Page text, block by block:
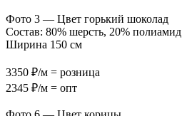
Фото 3 — Цвет горький шоколад
Состав: 80% шерсть, 20% полиамид
Ширина 150 см
3350 ₽/м = розница
2345 ₽/м = опт